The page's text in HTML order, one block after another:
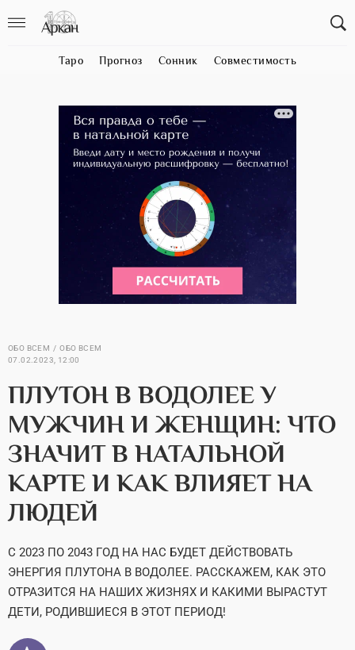
Таро Прогноз Сонник Совместимость
ОБО ВСЕМ
ОБО ВСЕМ
07.02.2023, 12:00
ПЛУТОН В ВОДОЛЕЕ У
МУЖЧИН И ЖЕНЩИН: ЧТО
ЗНАЧИТ В НАТАЛЬНОЙ
КАРТЕ И КАК ВЛИЯЕТ НА
ЛЮДЕЙ
С 2023 ПО 2043 ГОД НА НАС БУДЕТ ДЕЙСТВОВАТЬ
ЭНЕРГИЯ ПЛУТОНА В ВОДОЛЕЕ. РАССКАЖЕМ, КАК ЭТО
ОТРАЗИТСЯ НА НАШИХ ЖИЗНЯХ И КАКИМИ ВЫРАСТУТ
ДЕТИ, РОДИВШИЕСЯ В ЭТОТ ПЕРИОД!